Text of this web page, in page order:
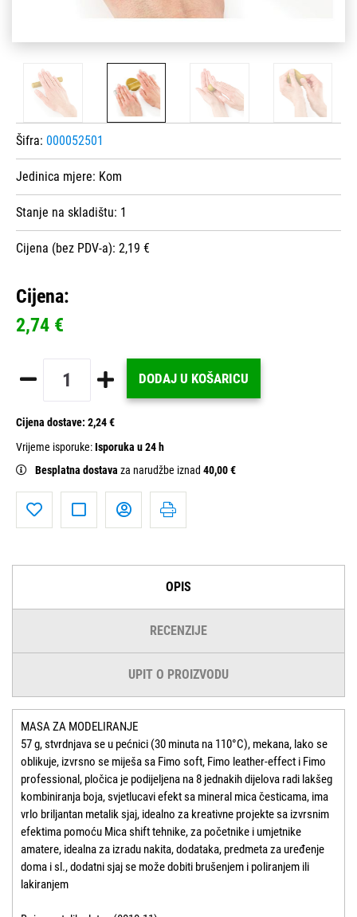
Šifra: 000052501
Jedinica mjere: Kom
Stanje na skladištu: 1
Cijena (bez PDV-a): 2,19 €
Cijena:
2,74 €
DODAJ U KOŠARICU
Cijena dostave: 2,24 €
Vrijeme isporuke:Isporuka u 24 h
Besplatna dostava za narudžbe iznad 40,00 €
OPIS
RECENZIJE
UPIT O PROIZVODU
MASA ZA MODELIRANJE
57 g, stvrdnjava se u pećnici (30 minuta na 110°C), mekana, lako se
oblikuje, izvrsno se miješa sa Fimo soft, Fimo leather-effect i Fimo
professional, pločica je podijeljena na 8 jednakih dijelova radi lakšeg
kombiniranja boja, svjetlucavi efekt sa mineral mica česticama, ima
vrlo briljantan metalik sjaj, idealno za kreativne projekte sa izvrsnim
efektima pomoću Mica shift tehnike, za početnike i umjetnike
amatere, idealna za izradu nakita, dodataka, predmeta za uređenje
doma i sl., dodatni sjaj se može dobiti brušenjem i poliranjem ili
lakiranjem